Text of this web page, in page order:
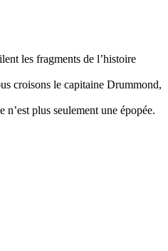
les fragments de l’histoire
croisons le capitaine Drummond,
plus seulement une épopée.